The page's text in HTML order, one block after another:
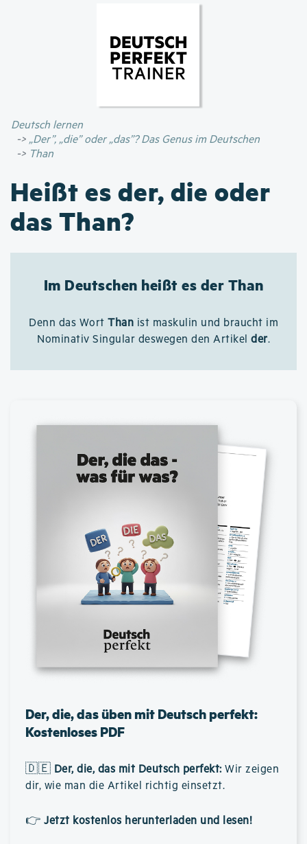
Inhalt
Deutsch lernen
„Der”, „die” oder „das”? Das Genus im Deutschen
Than
Heißt es der, die oder
das Than?
Im Deutschen heißt es der Than
Denn das Wort Than ist maskulin und braucht im
Nominativ Singular deswegen den Artikel der.
Der, die, das üben mit Deutsch perfekt:
Kostenloses PDF
🇩🇪 Der, die, das mit Deutsch perfekt: Wir zeigen
dir, wie man die Artikel richtig einsetzt.
👉 Jetzt kostenlos herunterladen und lesen!